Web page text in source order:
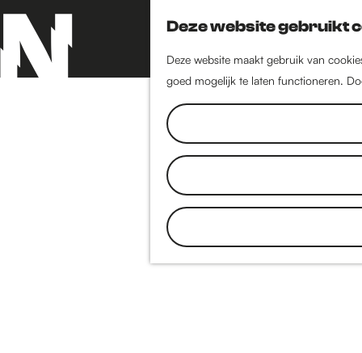
Deze website gebruikt
Deze website maakt gebruik van
goed mogelijk te laten functioneren.